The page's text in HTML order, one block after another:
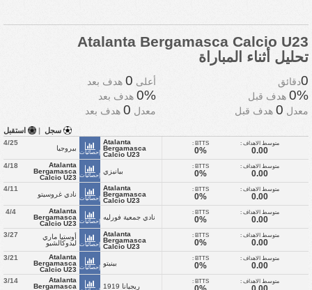
Atalanta Bergamasca Calcio U23
تحليل أثناء المباراة
0دقائق أعلى 0 هدف بعد
0% هدف قبل 0% هدف بعد
معدل 0 هدف قبل معدل 0 هدف بعد
سجل | استقبل
4/25
بيروجيا
إحصائيات
Atalanta
Bergamasca
Calcio U23
متوسط الاهداف :
0.00
BTTS :
0%
4/18
Atalanta
Bergamasca
Calcio U23 إحصائيات
بيانيزي
متوسط الاهداف :
0.00
BTTS :
0%
4/11
نادي غروسيتو
إحصائيات
Atalanta
Bergamasca
Calcio U23
متوسط الاهداف :
0.00
BTTS :
0%
4/4
Atalanta
Bergamasca
Calcio U23 إحصائيات
نادي جمعية فورليه
متوسط الاهداف :
0.00
BTTS :
0%
3/27
أوستيا ماري
ليدوكالشيو إحصائيات
Atalanta
Bergamasca
Calcio U23
متوسط الاهداف :
0.00
BTTS :
0%
3/21
Atalanta
Bergamasca
Calcio U23 إحصائيات
بينيتو
متوسط الاهداف :
0.00
BTTS :
0%
3/14
Atalanta
Bergamasca
ريجيانا 1919
متوسط الاهداف : BTTS :